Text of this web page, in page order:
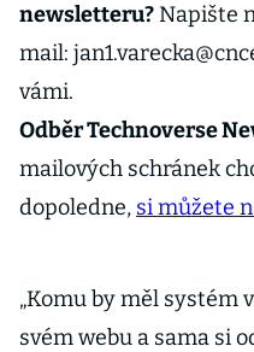
newsletteru?Napište
mail:
vámi.
Odběr Technoverse
mailových schránek
dopoledne, si můžete
„Komu by měl systém
svém webu a sama si